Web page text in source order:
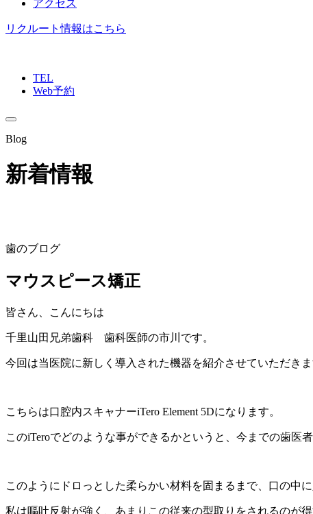
アクセス
リクルート情報はこちら
TEL
Web予約
Blog
新着情報
歯のブログ
マウスピース矯正
皆さん、こんにちは
千里山田兄弟歯科 歯科医師の市川です。
今回は当医院に新しく導入された機器を紹介させていただきま
こちらは口腔内スキャナーiTero Element 5Dになります。
このiTeroでどのような事ができるかというと、今までの歯医
このようにドロっとした柔らかい材料を固まるまで、口の中
私は嘔吐反射が強く、あまりこの従来の型取りをされるのが得